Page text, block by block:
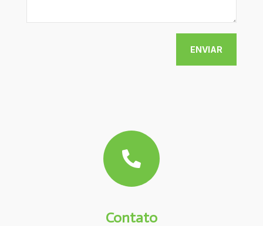
ENVIAR

Contato